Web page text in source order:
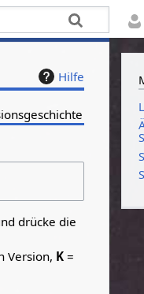
Hilfe
drücke die
Version, K =